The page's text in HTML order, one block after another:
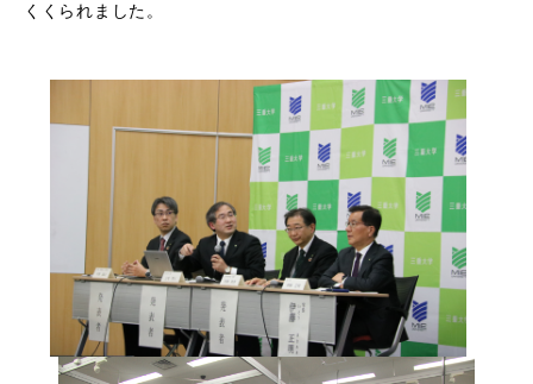
くくられました。